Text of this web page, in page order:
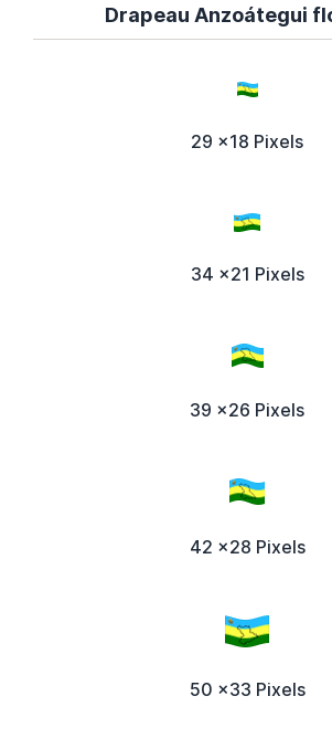
Drapeau Anzoátegui
29 x18 Pixels
34 x21 Pixels
39 x26 Pixels
42 x28 Pixels
50 x33 Pixels